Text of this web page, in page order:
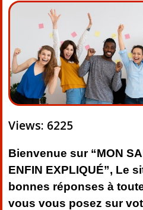
Views: 6225
Bienvenue sur “MON
ENFIN EXPLIQUÉ”, Le
bonnes réponses à
vous vous posez sur